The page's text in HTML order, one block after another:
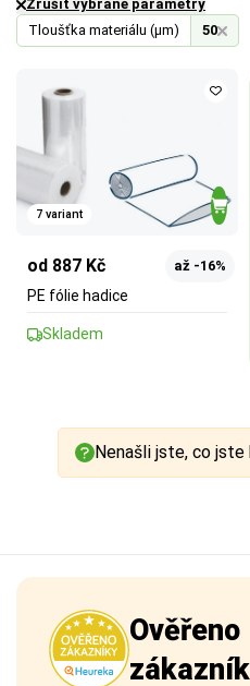
Tloušťka materiálu (µm) 50
Zrušit vybrané parametry
7 variant
od 887 Kč až -16%
PE fólie hadice
Skladem
Nenašli jste, co jste
Ověřeno